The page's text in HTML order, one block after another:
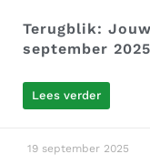
Terugblik:
september
Lees verder
19 september 2025